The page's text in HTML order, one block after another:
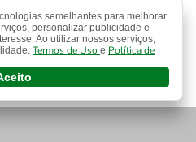
semelhantes para melhorar
personalizar publicidade e
Ao utilizar nossos serviços,
Termos de Uso e Política de